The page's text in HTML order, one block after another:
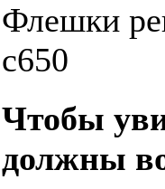
Флешки
с650
Чтобы
должны